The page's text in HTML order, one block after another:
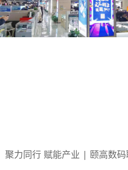
聚力同行 赋能产业 | 颐高数